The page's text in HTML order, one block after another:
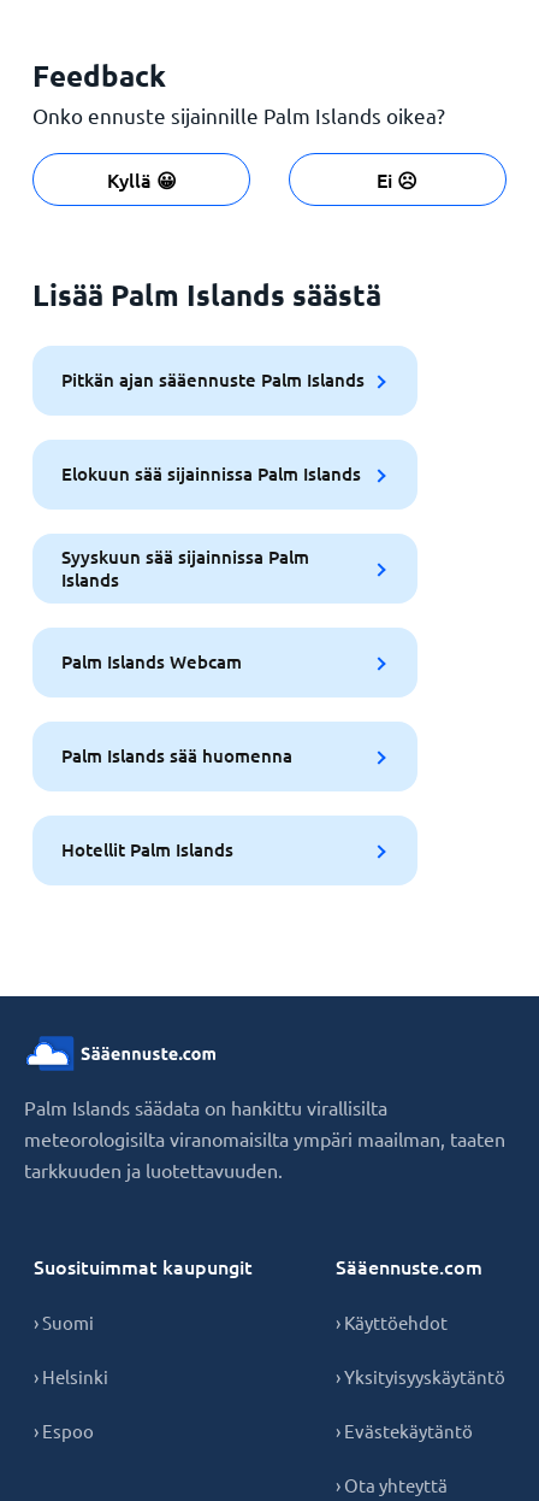
Feedback
Onko ennuste sijainnille Palm Islands oikea?
Kyllä 😀 Ei ☹️
Lisää Palm Islands säästä
Pitkän ajan sääennuste Palm Islands
Elokuun sää sijainnissa Palm Islands
Syyskuun sää sijainnissa Palm
Islands
Palm Islands Webcam
Palm Islands sää huomenna
Hotellit Palm Islands
Palm Islands säädata on hankittu virallisilta
meteorologisilta viranomaisilta ympäri maailman, taaten
tarkkuuden ja luotettavuuden.
Suosituimmat kaupungit
› Suomi
› Helsinki
› Espoo
Sääennuste.com
› Käyttöehdot
› Yksityisyyskäytäntö
› Evästekäytäntö
› Ota yhteyttä